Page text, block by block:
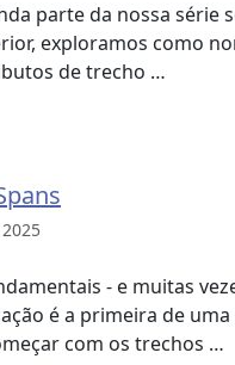
parte da nossa
exploramos como
de trecho …
- e muitas
é a primeira de
com os trechos …